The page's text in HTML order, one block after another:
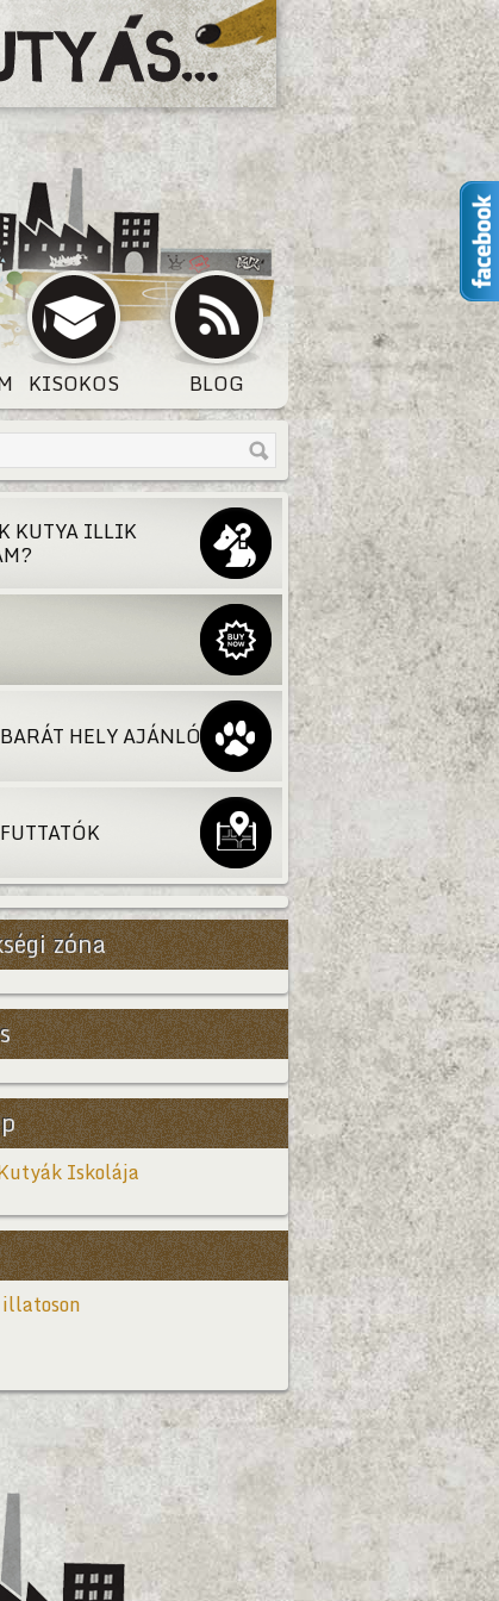
KISOKOS BLOG
KUTYA ILLIK
HELY AJÁNLÓ
zóna
Iskolája